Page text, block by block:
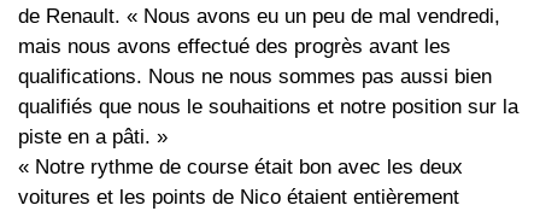
de Renault. « Nous avons eu un peu de mal vendredi,
mais nous avons effectué des progrès avant les
qualifications. Nous ne nous sommes pas aussi bien
qualifiés que nous le souhaitions et notre position sur la
piste en a pâti. »
« Notre rythme de course était bon avec les deux
voitures et les points de Nico étaient entièrement